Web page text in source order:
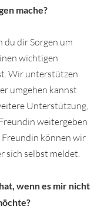
mache?
du dir Sorgen um
wichtigen
Wir unterstützen
umgehen kannst
Unterstützung,
weitergeben
können wir
sich selbst meldet.
wenn es mir nicht